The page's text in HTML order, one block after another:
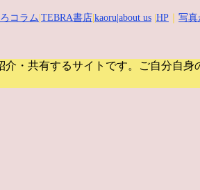
コラム TEBRA書店 kaoru |about us HP 写真
・共有するサイトです。
ご自分自身